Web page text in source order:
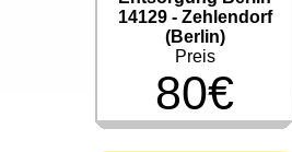
14129 - Zehlendorf
(Berlin)
Preis
80€